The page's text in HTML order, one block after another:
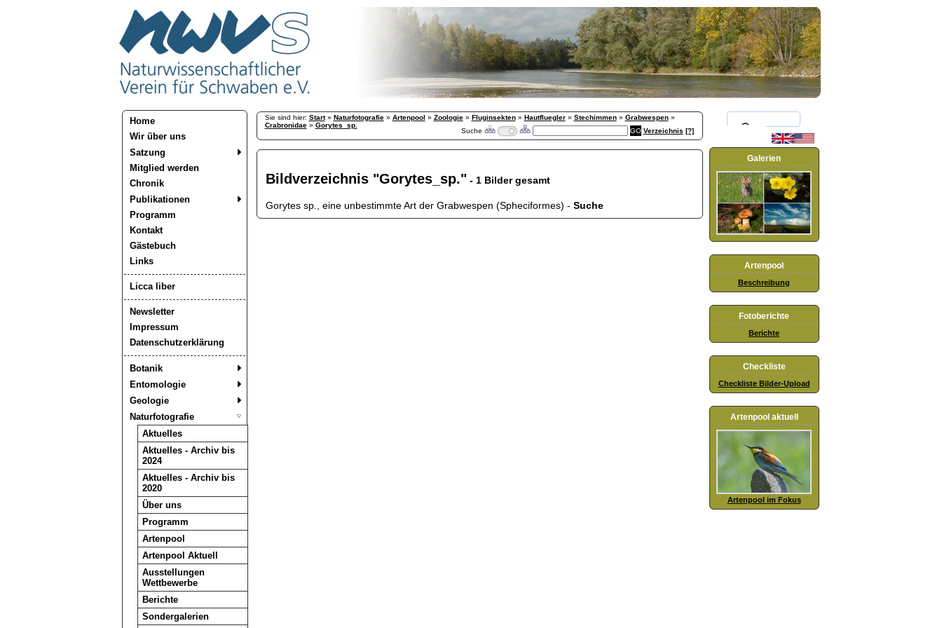
Home
Wir über uns
Satzung
Mitglied werden
Chronik
Publikationen
Programm
Kontakt
Gästebuch
Links
Licca liber
Newsletter
Impressum
Datenschutzerklärung
Botanik
Entomologie
Geologie
Naturfotografie
Aktuelles
Aktuelles - Archiv bis
2024
Aktuelles - Archiv bis
2020
Über uns
Programm
Artenpool
Artenpool Aktuell
Ausstellungen
Wettbewerbe
Berichte
Sondergalerien
Sie sind hier: Start» Naturfotografie» Artenpool » Zoologie» Fluginsekten» Hautfluegler» Stechimmen» Grabwespen»
Crabronidae» Gorytes_sp.
Suche Verzeichnis [?]
Bildverzeichnis "Gorytes_sp." - 1 Bilder gesamt
Gorytes sp., eine unbestimmte Art der Grabwespen (Spheciformes) - Suche
Galerien
Artenpool
Beschreibung
Fotoberichte
Berichte
Checkliste
Checkliste Bilder-Upload
Artenpool aktuell
Artenpool im Fokus